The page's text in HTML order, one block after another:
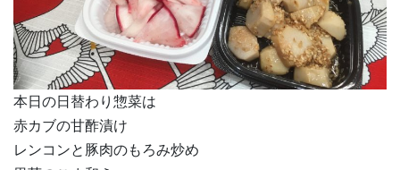
本日の日替わり惣菜は
赤カブの甘酢漬け
レンコンと豚肉のもろみ炒め